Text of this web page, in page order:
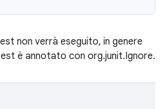
non verrà eseguito, in genere
è annotato con org.junit.Ignore.